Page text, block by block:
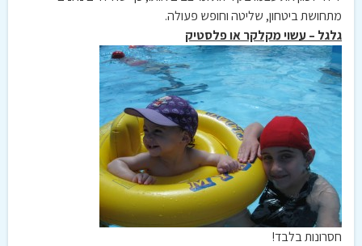
מתחושת ביטחון, שליטה וחופש פעולה.
גלגל – עשוי מקלקר או פלסטיק
חסרונות בלבד!